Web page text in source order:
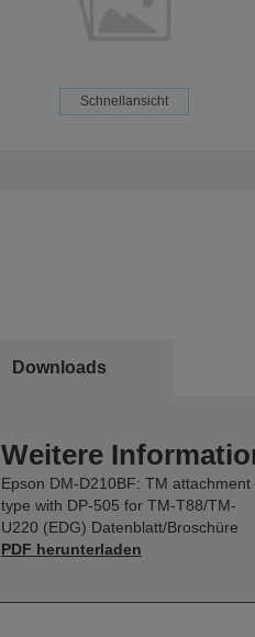
Schnellansicht
Downloads
Weitere
Epson DM-D210BF: TM attachment
type with DP-505 for TM-T88/TM-
U220 (EDG) Datenblatt/Broschüre
PDF herunterladen